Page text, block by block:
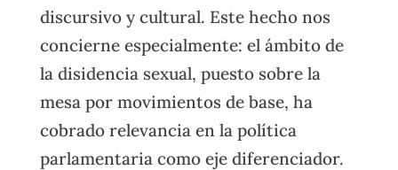
discursivo y cultural. Este hecho nos
concierne especialmente: el ámbito de
la disidencia sexual, puesto sobre la
mesa por movimientos de base, ha
cobrado relevancia en la política
parlamentaria como eje diferenciador.